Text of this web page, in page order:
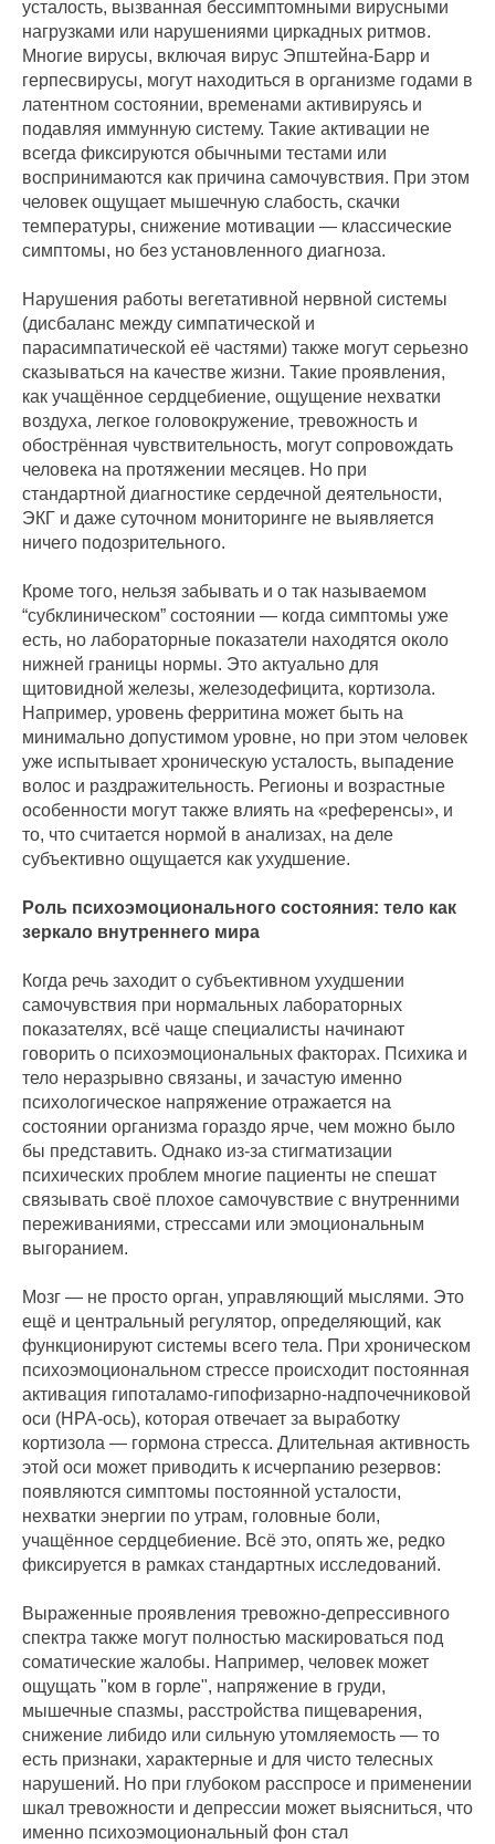
усталость, вызванная бессимптомными вирусными
нагрузками или нарушениями циркадных ритмов.
Многие вирусы, включая вирус Эпштейна-Барр и
герпесвирусы, могут находиться в организме годами в
латентном состоянии, временами активируясь и
подавляя иммунную систему. Такие активации не
всегда фиксируются обычными тестами или
воспринимаются как причина самочувствия. При этом
человек ощущает мышечную слабость, скачки
температуры, снижение мотивации — классические
симптомы, но без установленного диагноза.
Нарушения работы вегетативной нервной системы
(дисбаланс между симпатической и
парасимпатической её частями) также могут серьезно
сказываться на качестве жизни. Такие проявления,
как учащённое сердцебиение, ощущение нехватки
воздуха, легкое головокружение, тревожность и
обострённая чувствительность, могут сопровождать
человека на протяжении месяцев. Но при
стандартной диагностике сердечной деятельности,
ЭКГ и даже суточном мониторинге не выявляется
ничего подозрительного.
Кроме того, нельзя забывать и о так называемом
“субклиническом” состоянии — когда симптомы уже
есть, но лабораторные показатели находятся около
нижней границы нормы. Это актуально для
щитовидной железы, железодефицита, кортизола.
Например, уровень ферритина может быть на
минимально допустимом уровне, но при этом человек
уже испытывает хроническую усталость, выпадение
волос и раздражительность. Регионы и возрастные
особенности могут также влиять на «референсы», и
то, что считается нормой в анализах, на деле
субъективно ощущается как ухудшение.
Роль психоэмоционального состояния: тело как
зеркало внутреннего мира
Когда речь заходит о субъективном ухудшении
самочувствия при нормальных лабораторных
показателях, всё чаще специалисты начинают
говорить о психоэмоциональных факторах. Психика и
тело неразрывно связаны, и зачастую именно
психологическое напряжение отражается на
состоянии организма гораздо ярче, чем можно было
бы представить. Однако из-за стигматизации
психических проблем многие пациенты не спешат
связывать своё плохое самочувствие с внутренними
переживаниями, стрессами или эмоциональным
выгоранием.
Мозг — не просто орган, управляющий мыслями. Это
ещё и центральный регулятор, определяющий, как
функционируют системы всего тела. При хроническом
психоэмоциональном стрессе происходит постоянная
активация гипоталамо-гипофизарно-надпочечниковой
оси (HPA-ось), которая отвечает за выработку
кортизола — гормона стресса. Длительная активность
этой оси может приводить к исчерпанию резервов:
появляются симптомы постоянной усталости,
нехватки энергии по утрам, головные боли,
учащённое сердцебиение. Всё это, опять же, редко
фиксируется в рамках стандартных исследований.
Выраженные проявления тревожно-депрессивного
спектра также могут полностью маскироваться под
соматические жалобы. Например, человек может
ощущать "ком в горле", напряжение в груди,
мышечные спазмы, расстройства пищеварения,
снижение либидо или сильную утомляемость — то
есть признаки, характерные и для чисто телесных
нарушений. Но при глубоком расспросе и применении
шкал тревожности и депрессии может выясниться, что
именно психоэмоциональный фон стал